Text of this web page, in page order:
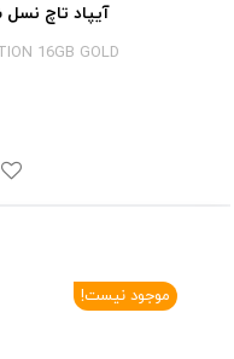
آیپاد تاچ نسل ششم 16
16GB GOLD
موجود نیست!